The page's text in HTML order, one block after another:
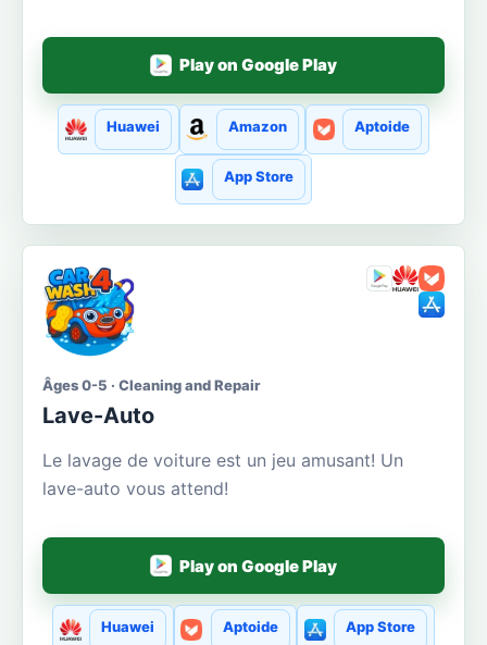
Play on Google Play
Huawei Amazon Aptoide
App Store
Âges 0-5 · Cleaning and Repair
Lave-Auto
Le lavage de voiture est un jeu amusant! Un
lave-auto vous attend!
Play on Google Play
Huawei Aptoide App Store